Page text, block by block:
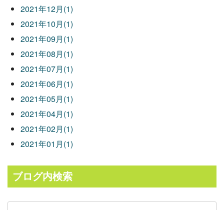
2021年12月(1)
2021年10月(1)
2021年09月(1)
2021年08月(1)
2021年07月(1)
2021年06月(1)
2021年05月(1)
2021年04月(1)
2021年02月(1)
2021年01月(1)
ブログ内検索